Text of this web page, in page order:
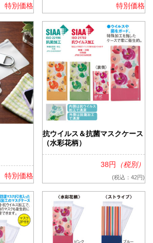
特別価格 特別価格
特別価格
抗ウイルス＆抗菌マスクケース
（水彩花柄）
38円 （税別）
(税込：42円)